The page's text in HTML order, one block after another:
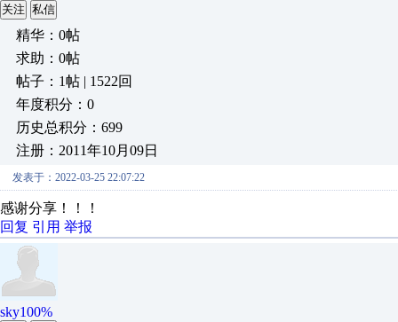
关注 私信
精华：0帖
求助：0帖
帖子：1帖 | 1522回
年度积分：0
历史总积分：699
注册：2011年10月09日
发表于：2022-03-25 22:07:22
感谢分享！！！
回复 引用 举报
sky100%